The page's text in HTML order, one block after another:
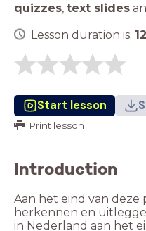
quizzes, text slides
Lesson duration is:
Start lesson
Print lesson
Introduction
Aan het eind van deze
herkennen en
in Nederland aan het